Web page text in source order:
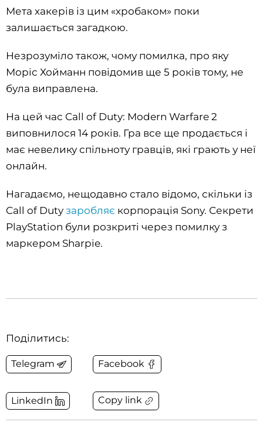
Мета хакерів із цим «хробаком» поки
залишається загадкою.
Незрозуміло також, чому помилка, про яку
Моріс Хойманн повідомив ще 5 років тому, не
була виправлена.
На цей час Call of Duty: Modern Warfare 2
виповнилося 14 років. Гра все ще продається і
має невелику спільноту гравців, які грають у неї
онлайн.
Нагадаємо, нещодавно стало відомо, скільки із
Call of Duty заробляє корпорація Sony. Секрети
PlayStation були розкриті через помилку з
маркером Sharpie.
Поділитись:
Telegram Facebook
LinkedIn Copy link